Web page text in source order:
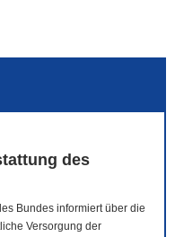
des
Bundes informiert über die
Versorgung der